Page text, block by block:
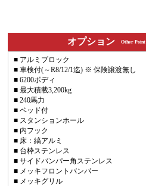
オプション Other Point
■ アルミブロック
■ 車検付(～R8/12/1迄) ※ 保険譲渡無し
■ 6200ボディ
■ 最大積載3,200kg
■ 240馬力
■ ベッド付
■ スタンションホール
■ 内フック
■ 床：縞アルミ
■ 台枠ステンレス
■ サイドバンパー角ステンレス
■ メッキフロントバンパー
■ メッキグリル